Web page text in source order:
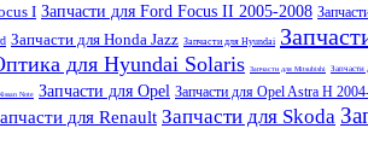
I Запчасти для Ford Focus II 2005-2008
Запчасти для Honda Jazz Запчасти для Hyundai
для Hyundai Solaris Запчасти для Mitsubishi
Note Запчасти для Opel Запчасти для Opel Astra H
для Renault Запчасти для Skoda